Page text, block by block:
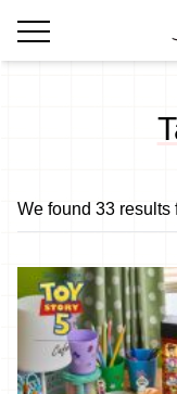
We found 33 results